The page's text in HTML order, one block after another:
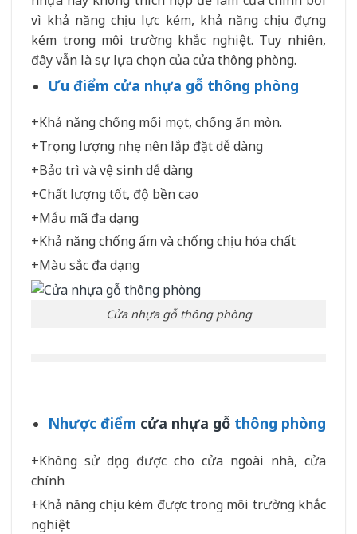
vì khả năng chịu lực kém, khả năng chịu đựng
kém trong môi trường khắc nghiệt. Tuy nhiên,
đây vẫn là sự lựa chọn của cửa thông phòng.
Ưu điểm cửa nhựa gỗ thông phòng
+Khả năng chống mối mọt, chống ăn mòn.
+Trọng lượng nhẹ nên lắp đặt dễ dàng
+Bảo trì và vệ sinh dễ dàng
+Chất lượng tốt, độ bền cao
+Mẫu mã đa dạng
+Khả năng chống ẩm và chống chịu hóa chất
+Màu sắc đa dạng
Cửa nhựa gỗ thông phòng
Nhược điểm cửa nhựa gỗthông phòng
+Không sử dụng được cho cửa ngoài nhà, cửa
chính
+Khả năng chịu kém được trong môi trường khắc
nghiệt